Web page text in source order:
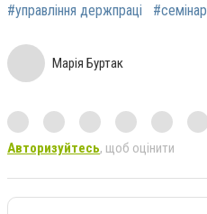
#управління держпраці #семінар
Марія Буртак
Авторизуйтесь, щоб оцінити